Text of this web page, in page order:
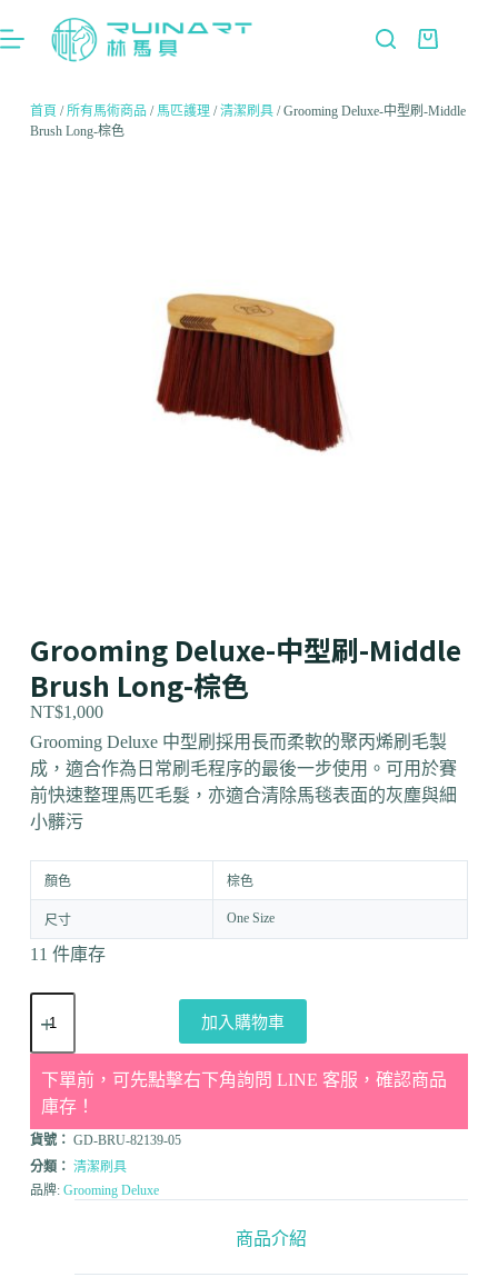
首頁 /所有馬術商品 / 馬匹護理/清潔刷具/ Grooming Deluxe-中型刷-Middle
Brush Long-棕色
Grooming Deluxe-中型刷-Middle
Brush Long-棕色
NT$1,000
Grooming Deluxe 中型刷採用長而柔軟的聚丙烯刷毛製
成，適合作為日常刷毛程序的最後一步使用。可用於賽
前快速整理馬匹毛髮，亦適合清除馬毯表面的灰塵與細
小髒污
顏色 棕色
尺寸 One Size
11 件庫存
加入購物車
下單前，可先點擊右下角詢問 LINE 客服，確認商品
庫存！
貨號： GD-BRU-82139-05
分類： 清潔刷具
品牌: Grooming Deluxe
商品介紹